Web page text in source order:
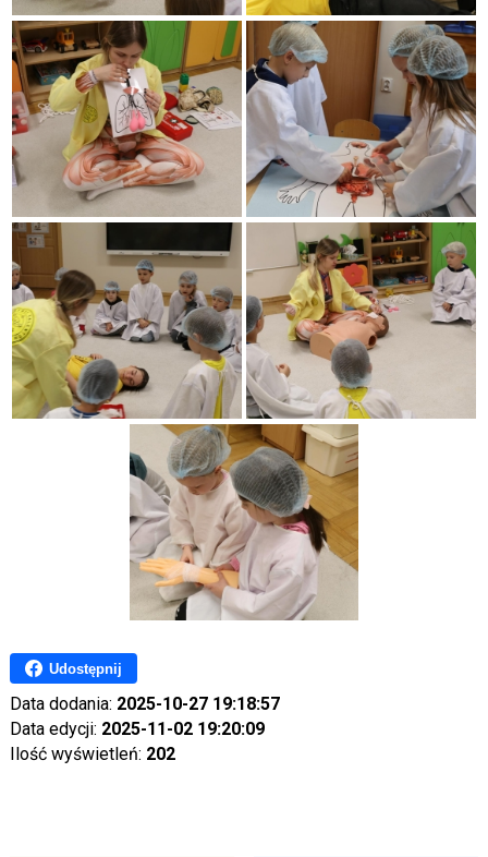
Udostępnij
Data dodania: 2025-10-27 19:18:57
Data edycji: 2025-11-02 19:20:09
Ilość wyświetleń: 202